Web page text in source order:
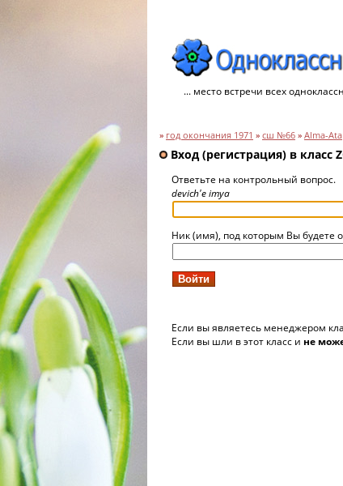
... место встречи всех
» год окончания 1971 » сш №66 » Alma-Ata
Вход (регистрация) в класс
Ответьте на контрольный вопрос.
devich'e imya
Ник (имя), под которым Вы будете
Если вы являетесь менеджером
Если вы шли в этот класс и не